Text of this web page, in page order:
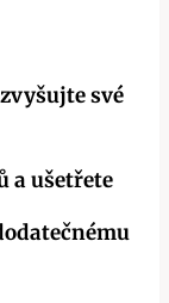
své
a ušetřete